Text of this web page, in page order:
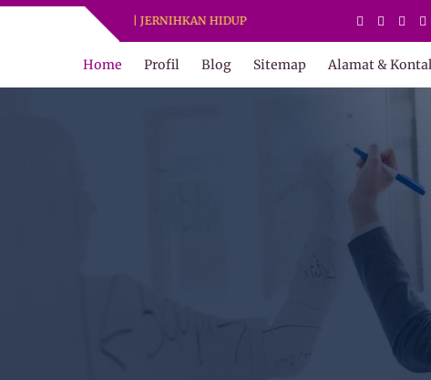
ADY WATER | JERNIHKAN HIDUP
Home Profil Blog Sitemap Alamat &